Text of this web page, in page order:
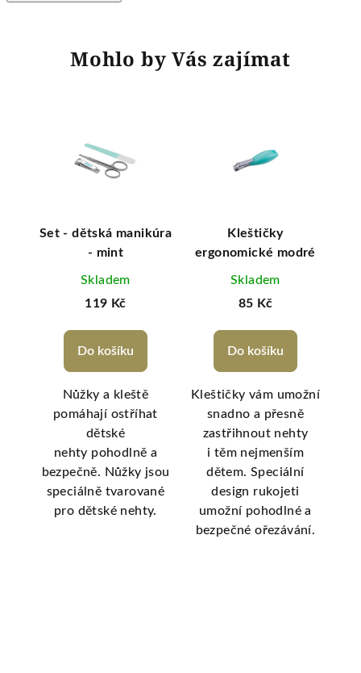
Mohlo by Vás zajímat
Set - dětská manikúra
- mint
Skladem
119 Kč
Do košíku
Nůžky a kleště
pomáhají ostříhat
dětské
nehty pohodlně a
bezpečně. Nůžky jsou
speciálně tvarované
pro dětské nehty.
Kleštičky
ergonomické modré
Skladem
85 Kč
Do košíku
Kleštičky vám umožní
snadno a přesně
zastřihnout nehty
i těm nejmenším
dětem. Speciální
design rukojeti
umožní pohodlné a
bezpečné ořezávání.